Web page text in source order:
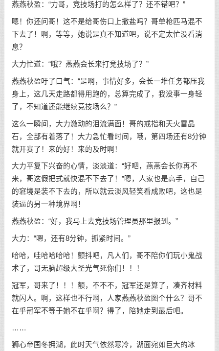
燕燕秋盈：“力哥，竞技场打的怎么样了？还不错吧？”
嗯！你还问哥！这不是给哥伤口上撒盐吗？哥单枪匹马混不
下去了！啊，等等，她说是真不知道吧，说不定太忙没看消
息？
大力忙道：“哦？燕燕会长来打竞技场了？”
燕燕秋盈吁了口气：“是啊，事情好多，会长一堆任务都压我
身上，这几天走路都得用跑的，总算完成了，我没事一身轻
了，不知道还能继续竞技场么？”
这么一瞬间，大力激动的泪流满面！哥的戒指和天火雷晶
石，全部有着落了！大力急忙看时间，哦，第四场还有8分钟
就开赛了！来的好！来的及时啊！
大力平复下兴奋的心情，淡淡道：“好吧，燕燕会长你再不
来，哥这假把式就快混不下去了！”嗯，人家也是高手，自己
的窘境是装不下去的，所以就云淡风轻笑看成败吧，这也是
装逼的另一种境界啊！
燕燕秋盈：“好，我马上去竞技场管理员那里报到。”
大力：“嗯，还有8分钟，抓紧时间。”
哈哈，哇哈哈哈哈！颤抖吧，凡人们，哥不陪你们玩小鬼战
术了，哥无脑超级大圣光气死你们！！！
冠军，哥来了！！！额，不不不，冠军还是算了，凑齐材料
就闪人。啊，这样也不行啊，人家燕燕秋盈图个什么？哥不
在乎冠军不等于她不在乎啊？得了，陪她走到最后吧。
……
狮心帝国冬拥湖，此时天气依然寒冷，湖面宛如巨大的冰